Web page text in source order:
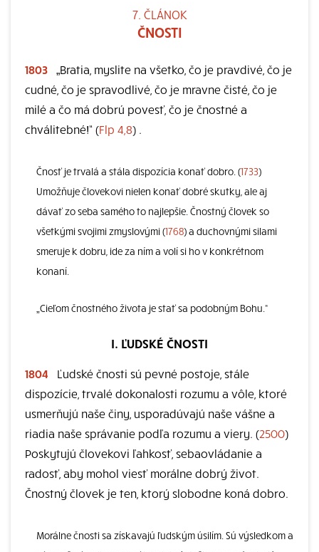
7. ČLÁNOK
ČNOSTI
1803 „Bratia, myslite na všetko, čo je pravdivé, čo je
cudné, čo je spravodlivé, čo je mravne čisté, čo je
milé a čo má dobrú povesť, čo je čnostné a
chválitebné!“ (Flp 4,8) .
Čnosť je trvalá a stála dispozícia konať dobro. (1733)
Umožňuje človekovi nielen konať dobré skutky, ale aj
dávať zo seba samého to najlepšie. Čnostný človek so
všetkými svojimi zmyslovými (1768) a duchovnými silami
smeruje k dobru, ide za ním a volí si ho v konkrétnom
konaní.
„Cieľom čnostného života je stať sa podobným Bohu.“
I. ĽUDSKÉ ČNOSTI
1804
Ľudské čnosti sú pevné postoje, stále
dispozície, trvalé dokonalosti rozumu a vôle, ktoré
usmerňujú naše činy, usporadúvajú naše vášne a
riadia naše správanie podľa rozumu a viery. (2500)
Poskytujú človekovi ľahkosť, sebaovládanie a
radosť, aby mohol viesť morálne dobrý život.
Čnostný človek je ten, ktorý slobodne koná dobro.
Morálne čnosti sa získavajú ľudským úsilím. Sú výsledkom a